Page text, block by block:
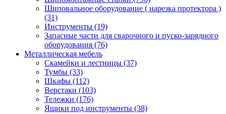
Шиповальное оборудование ( нарезка протектора )
(31)
Инструменты (19)
Запасные части для сварочного и пуско-зарядного
оборудования (76)
Металлическая мебель
Скамейки и лестницы (37)
Тумбы (33)
Шкафы (112)
Верстаки (103)
Тележки (176)
Ящики под инструменты (38)